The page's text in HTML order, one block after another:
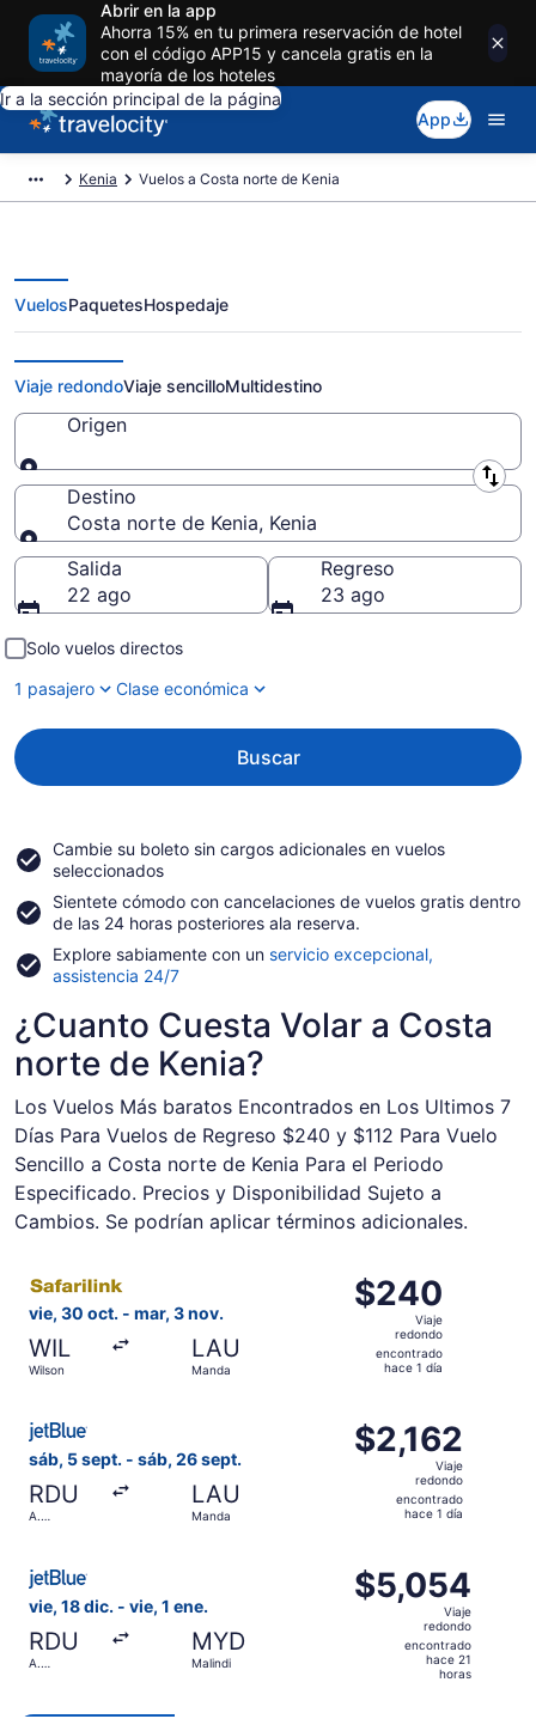
Abrir en la app
Ahorra 15% en tu primera reservación de hotel
con el código APP15 y cancela gratis en la
mayoría de los hoteles
Ir a la sección principal de la página
App
Kenia Vuelos a Costa norte de Kenia
Vuelos a Costa norte de Kenia
VuelosPaquetesHospedaje
Viaje redondoViaje sencilloMultidestino
Origen
Origen
Destino
Costa norte de Kenia, Kenia
Destino
Salida
22 ago
Regreso
23 ago
Solo vuelos directos
1 pasajero
Clase económica
Buscar
Cambie su boleto sin cargos adicionales en vuelos
seleccionados
Sientete cómodo con cancelaciones de vuelos gratis dentro
de las 24 horas posteriores ala reserva.
Explore sabiamente con un servicio excepcional,
assistencia 24/7
¿Cuanto Cuesta Volar a Costa
norte de Kenia?
Los Vuelos Más baratos Encontrados en Los Ultimos 7
Días Para Vuelos de Regreso $240 y $112 Para Vuelo
Sencillo a Costa norte de Kenia Para el Periodo
Especificado. Precios y Disponibilidad Sujeto a
Cambios. Se podrían aplicar términos adicionales.
vie, 30 oct. - mar, 3 nov.
WIL
Wilson
LAU
Manda
$240
Viaje
redondo,
encontrado
día
$240
Viaje
redondo
encontrado
hace 1 día
sáb, 5 sept. - sáb, 26 sept.
RDU
A.
LAU
Manda
$2,162
Viaje
redondo,
encontrado
día
$2,162
Viaje
redondo
encontrado
hace 1 día
Seleccionar vuelo de JetBlue Airways, con salida el
vie, 18 dic. - vie, 1 ene.
RDU
A.
MYD
Malindi
$5,054
Viaje
redondo,
encontrado
$5,054
Viaje
redondo
encontrado
hace 21
horas